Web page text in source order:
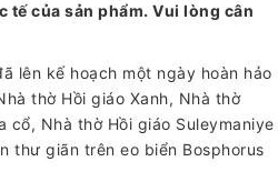
của sản phẩm. Vui lòng cân
lên kế hoạch một ngày hoàn hảo
thờ Hồi giáo Xanh, Nhà thờ
cổ, Nhà thờ Hồi giáo Suleymaniye
thư giãn trên eo biển Bosphorus